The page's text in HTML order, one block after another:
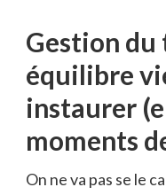
Gestion du
équilibre
instaurer
moments
On ne va pas se le